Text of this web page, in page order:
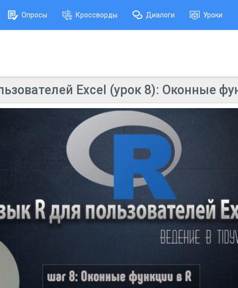
Опросы Кроссворды Диалоги Уроки
Excel (урок 8): Оконные